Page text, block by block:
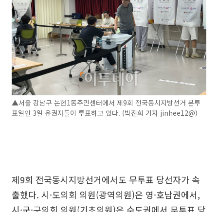
▲서울 강남구 논현1동주민센터에서 제9회 전국동시지방선거 본투
표일인 3일 유권자들이 투표하고 있다. (박진희 기자 jinhee12@)
제9회 전국동시지방선거에서도 무투표 당선자가 속
출했다. 시·도의회 의원(광역의원)은 영·호남권에서,